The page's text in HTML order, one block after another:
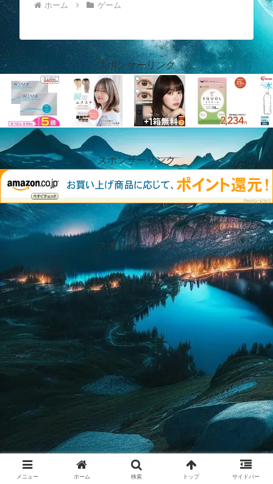
ホーム ゲーム
スポンサーリンク
スポンサーリンク
スポンサーリンク
メニュー ホーム 検索 トップ サイドバー